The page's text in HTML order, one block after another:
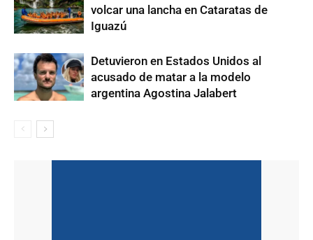
volcar una lancha en Cataratas de
Iguazú
Detuvieron en Estados Unidos al
acusado de matar a la modelo
argentina Agostina Jalabert